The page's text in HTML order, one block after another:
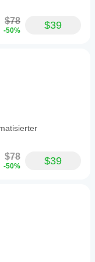
teknis
buruk
dalam
$78
-50% $39
$78
-50% $39